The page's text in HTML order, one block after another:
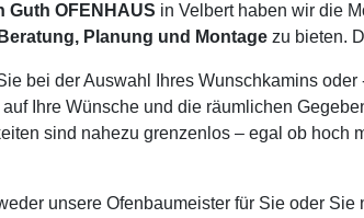
Guth OFENHAUS in Velbert haben wir die
Planung und Montage zu bieten.
bei der Auswahl Ihres Wunschkamins
Ihre Wünsche und die räumlichen
sind nahezu grenzenlos – egal ob
unsere Ofenbaumeister für Sie oder